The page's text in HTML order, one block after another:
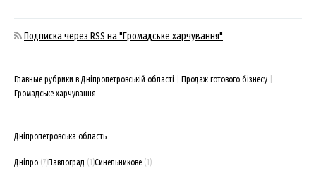
Подписка через RSS на "Громадське харчування"
Главные рубрики в Дніпропетровській області
Продаж готового бізнесу
Громадське харчування
Дніпропетровська область
Дніпро (7)Павлоград (1)Синельникове (1)